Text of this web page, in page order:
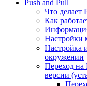
Push and Pull
Что делает
Как
Настройки
Настройка
окружении
Переход на
версии